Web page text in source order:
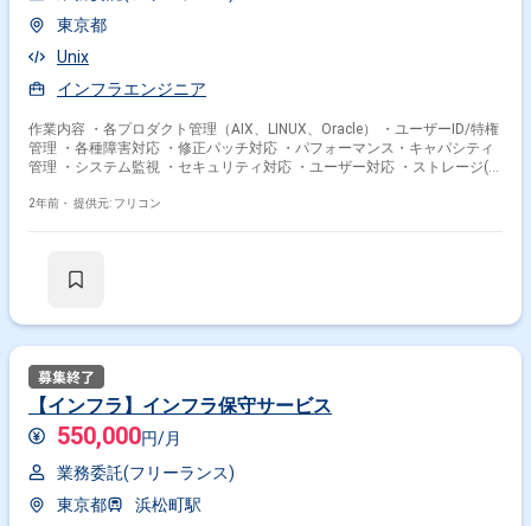
東京都
Unix
インフラエンジニア
作業内容 ・各プロダクト管理（AIX、LINUX、Oracle） ・ユーザーID/特権
管理 ・各種障害対応 ・修正パッチ対応 ・パフォーマンス・キャパシティ
管理 ・システム監視 ・セキュリティ対応 ・ユーザー対応 ・ストレージ(障
2年前・ 提供元: フリコン
【インフラ】インフラ保守サービス
550,000円/月
業務委託(フリーランス)
東京都
浜松町駅